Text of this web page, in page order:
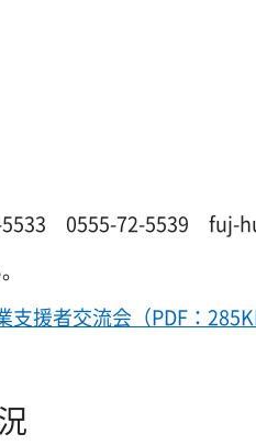
0555-72-5539 fuj-
援者交流会（PDF：